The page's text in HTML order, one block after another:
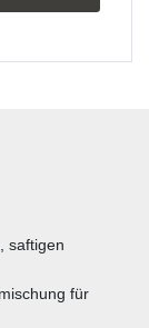
saftigen
für